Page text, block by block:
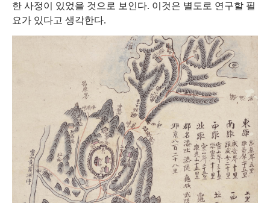
한 사정이 있었을 것으로 보인다. 이것은 별도로 연구할 필
요가 있다고 생각한다.